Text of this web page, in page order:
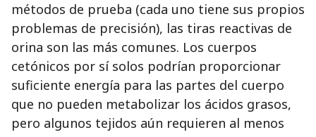
métodos de prueba (cada uno tiene sus propios
problemas de precisión), las tiras reactivas de
orina son las más comunes. Los cuerpos
cetónicos por sí solos podrían proporcionar
suficiente energía para las partes del cuerpo
que no pueden metabolizar los ácidos grasos,
pero algunos tejidos aún requieren al menos